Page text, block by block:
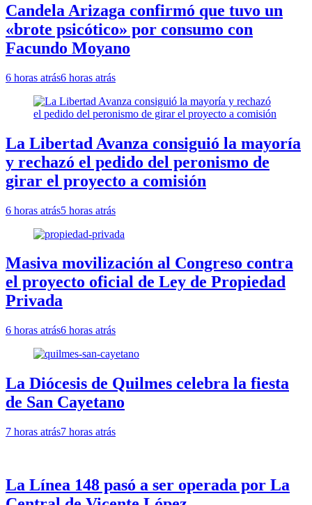
Candela Arizaga confirmó que tuvo un
«brote psicótico» por consumo con
Facundo Moyano
6 horas atrás6 horas atrás
La Libertad Avanza consiguió la mayoría
y rechazó el pedido del peronismo de
girar el proyecto a comisión
6 horas atrás5 horas atrás
Masiva movilización al Congreso contra
el proyecto oficial de Ley de Propiedad
Privada
6 horas atrás6 horas atrás
La Diócesis de Quilmes celebra la fiesta
de San Cayetano
7 horas atrás7 horas atrás
La Línea 148 pasó a ser operada por La